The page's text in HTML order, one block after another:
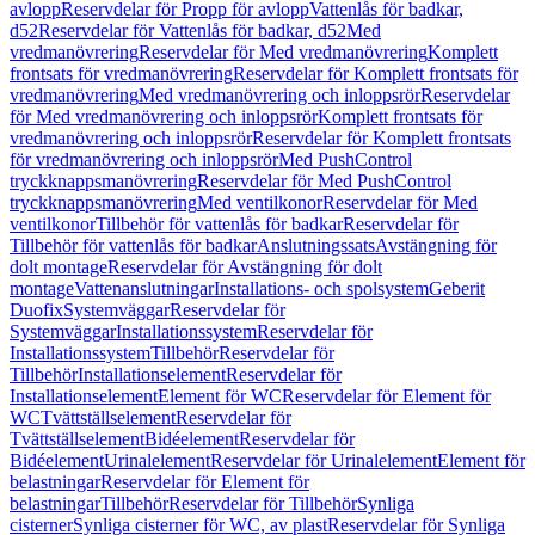
avloppReservdelar för Propp för avloppVattenlås för badkar,
d52Reservdelar för Vattenlås för badkar, d52Med
vredmanövreringReservdelar för Med vredmanövreringKomplett
frontsats för vredmanövreringReservdelar för Komplett frontsats för
vredmanövreringMed vredmanövrering och inloppsrörReservdelar
för Med vredmanövrering och inloppsrörKomplett frontsats för
vredmanövrering och inloppsrörReservdelar för Komplett frontsats
för vredmanövrering och inloppsrörMed PushControl
tryckknappsmanövreringReservdelar för Med PushControl
tryckknappsmanövreringMed ventilkonorReservdelar för Med
ventilkonorTillbehör för vattenlås för badkarReservdelar för
Tillbehör för vattenlås för badkarAnslutningssatsAvstängning för
dolt montageReservdelar för Avstängning för dolt
montageVattenanslutningarInstallations- och spolsystemGeberit
DuofixSystemväggarReservdelar för
SystemväggarInstallationssystemReservdelar för
InstallationssystemTillbehörReservdelar för
TillbehörInstallationselementReservdelar för
InstallationselementElement för WCReservdelar för Element för
WCTvättställselementReservdelar för
TvättställselementBidéelementReservdelar för
BidéelementUrinalelementReservdelar för UrinalelementElement för
belastningarReservdelar för Element för
belastningarTillbehörReservdelar för TillbehörSynliga
cisternerSynliga cisterner för WC, av plastReservdelar för Synliga